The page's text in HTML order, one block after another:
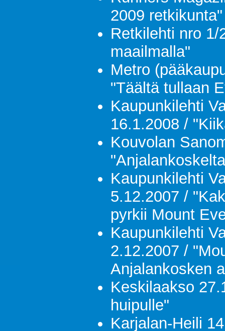
2009 retkikunta"
Retkilehti nro
maailmalla"
Metro
"Täältä tullaan
Kaupunkilehti
16.1.2008 /
Kouvolan
Kaupunkilehti
5.12.2007 /
pyrkii Mount
Kaupunkilehti
2.12.2007 /
Anjalankosken
Keskilaakso
huipulle"
Karjalan-Heili